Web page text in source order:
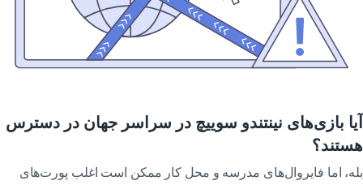
بازی‌های نینتندو سوییچ در سراسر جهان در دسترس
اما فایروال‌های مدرسه و محل کار ممکن است اغلب پورت‌های